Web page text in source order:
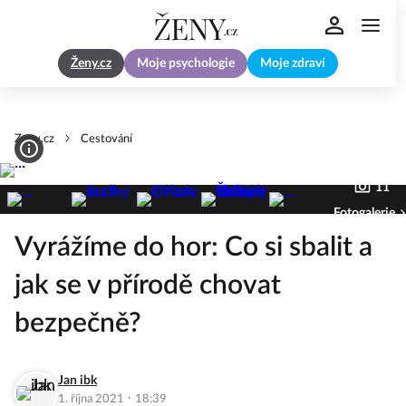
Ženy.cz Moje psychologie Moje zdraví
Zeny.cz Cestování
11
Fotogalerie
Vyrážíme do hor: Co si sbalit a
jak se v přírodě chovat
bezpečně?
Jan ibk
1. října 2021 · 18:39